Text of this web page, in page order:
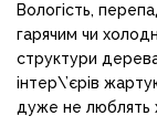
Вологість,
гарячим чи
структури
інтер\’єрів
дуже не люблять